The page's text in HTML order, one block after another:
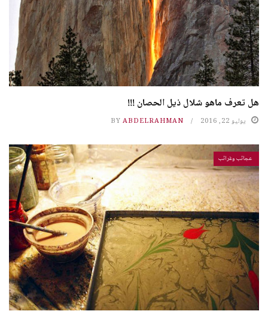
هل تعرف ماهو شلال ذيل الحصان !!!
يوليو 22, 2016 BY ABDELRAHMAN
عجائب وغرائب